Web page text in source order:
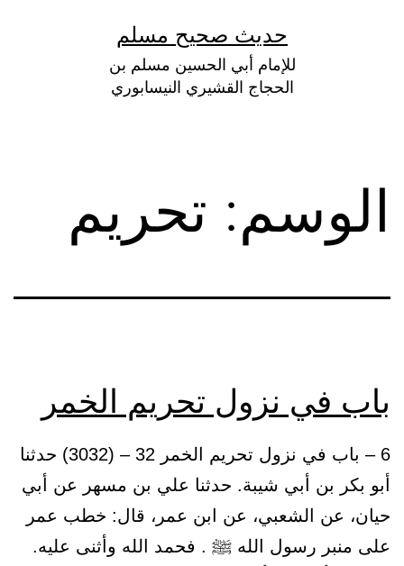
حديث صحيح مسلم
للإمام أبي الحسين مسلم بن
الحجاج القشيري النيسابوري
الوسم: تحريم
باب في نزول تحريم الخمر
6 – باب في نزول تحريم الخمر 32 – (3032) حدثنا
أبو بكر بن أبي شيبة. حدثنا علي بن مسهر عن أبي
حيان، عن الشعبي، عن ابن عمر، قال: خطب عمر
على منبر رسول الله ﷺ . فحمد الله وأثنى عليه.